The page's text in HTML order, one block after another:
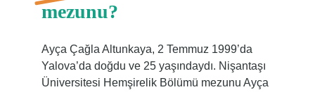
mezunu?
Ayça Çağla Altunkaya, 2 Temmuz 1999’da
Yalova’da doğdu ve 25 yaşındaydı. Nişantaşı
Üniversitesi Hemşirelik Bölümü mezunu Ayça